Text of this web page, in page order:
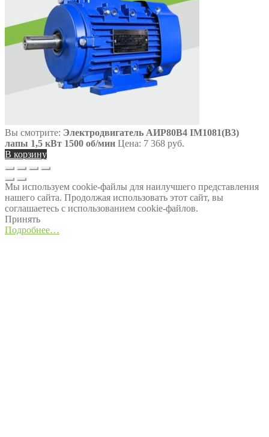
Вы смотрите: Электродвигатель АИР80В4 IM1081(B3)
лапы 1,5 кВт 1500 об/мин Цена: 7 368 руб.
В корзину
Мы используем cookie-файлы для наилучшего представления
нашего сайта. Продолжая использовать этот сайт, вы
соглашаетесь с использованием cookie-файлов.
Принять
Подробнее…